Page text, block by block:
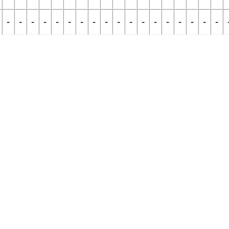
- - - - - - - - - - - - - - - - - -